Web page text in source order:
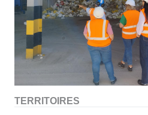
TERRITOIRES